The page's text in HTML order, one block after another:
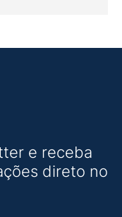
e receba
direto no